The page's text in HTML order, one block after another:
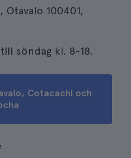
Otavalo 100401,
söndag kl. 8-18.
Cotacachi och